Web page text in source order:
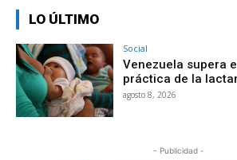
LO ÚLTIMO
Social
Venezuela supera
práctica de la
agosto 8, 2026
- Publicidad -